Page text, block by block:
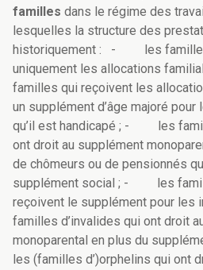
familles dans le régime des
lesquelles la structure des
historiquement : -
les
uniquement les allocations
familles qui reçoivent les
un supplément d’âge majoré
qu’il est handicapé ; -
les
ont droit au supplément
de chômeurs ou de pensionnés
supplément social ; -
les
reçoivent le supplément pour les
familles d’invalides qui ont droit
monoparental en plus du
les (familles d’)orphelins qui ont